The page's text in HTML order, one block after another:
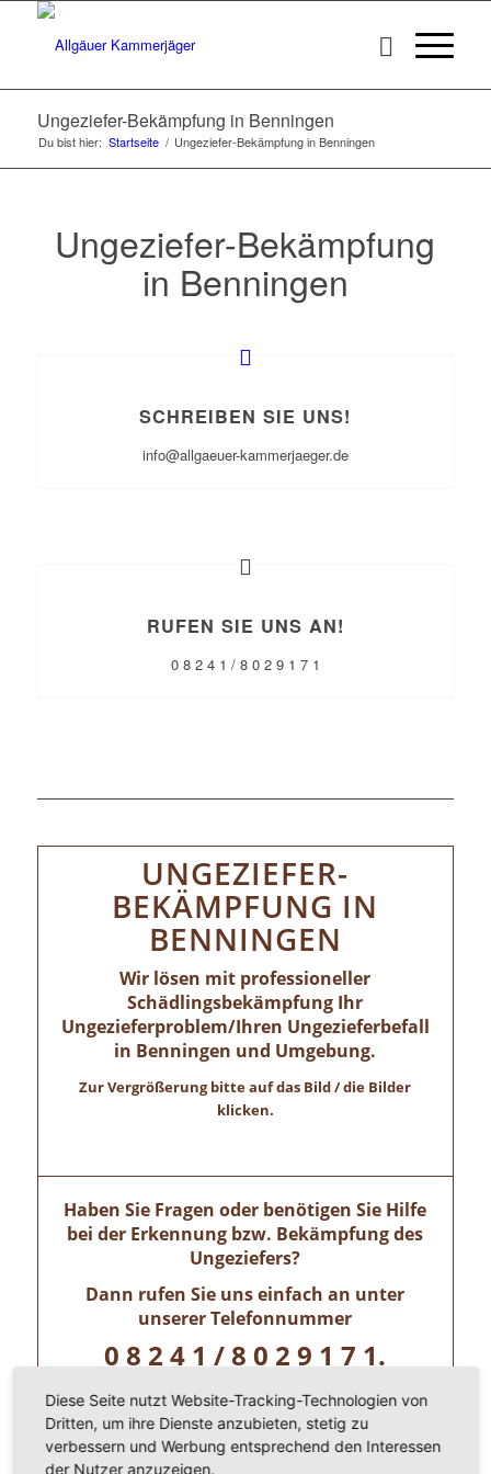
Ungeziefer-Bekämpfung in Benningen
Du bist hier: Startseite / Ungeziefer-Bekämpfung in Benningen
Ungeziefer-Bekämpfung
in Benningen
SCHREIBEN SIE UNS!
info@allgaeuer-kammerjaeger.de
RUFEN SIE UNS AN!
0 8 2 4 1 / 8 0 2 9 1 7 1
UNGEZIEFER-
BEKÄMPFUNG IN
BENNINGEN
Wir lösen mit professioneller
Schädlingsbekämpfung Ihr
Ungezieferproblem/Ihren Ungezieferbefall
in Benningen und Umgebung.
Zur Vergrößerung bitte auf das Bild / die Bilder
klicken.
Haben Sie Fragen oder benötigen Sie Hilfe
bei der Erkennung bzw. Bekämpfung des
Ungeziefers?
Dann rufen Sie uns einfach an unter
unserer Telefonnummer
0 8 2 4 1 / 8 0 2 9 1 7 1.
Wir freuen uns auf ihren Anruf!
Allgäuer Kammerjäger – Zertifizierte
Diese Seite nutzt Website-Tracking-Technologien von
Dritten, um ihre Dienste anzubieten, stetig zu
verbessern und Werbung entsprechend den Interessen
der Nutzer anzuzeigen.